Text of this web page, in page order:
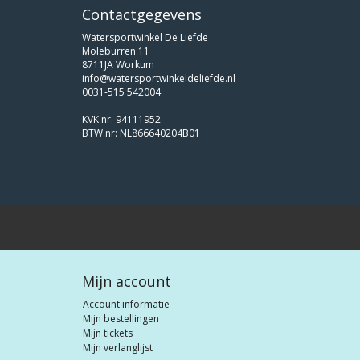
Contactgegevens
Watersportwinkel De Liefde
Moleburren 11
8711JA Workum
info@watersportwinkeldeliefde.nl
0031-515 542004
KVK nr: 94111952
BTW nr: NL866640204B01
Mijn account
Account informatie
Mijn bestellingen
Mijn tickets
Mijn verlanglijst